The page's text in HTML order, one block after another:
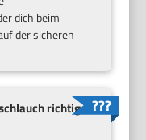
dich beim
der sicheren
richtig